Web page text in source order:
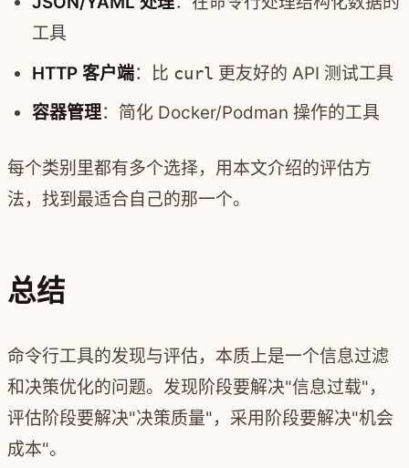
工具
HTTP 客户端：比 curl 更友好的 API 测试工具
容器管理：简化 Docker/Podman 操作的工具
每个类别里都有多个选择，用本文介绍的评估方
法，找到最适合自己的那一个。
总结
命令行工具的发现与评估，本质上是一个信息过滤
和决策优化的问题。发现阶段要解决"信息过载"，
评估阶段要解决"决策质量"，采用阶段要解决"机会
成本"。